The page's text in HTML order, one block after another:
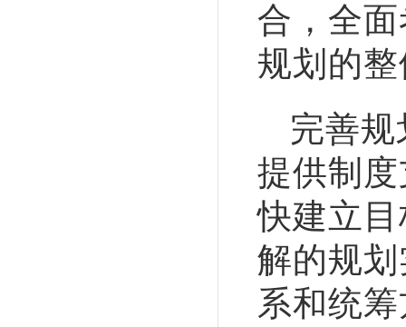
合，全
规划的
完善
提供制
快建立
解的规
系和统